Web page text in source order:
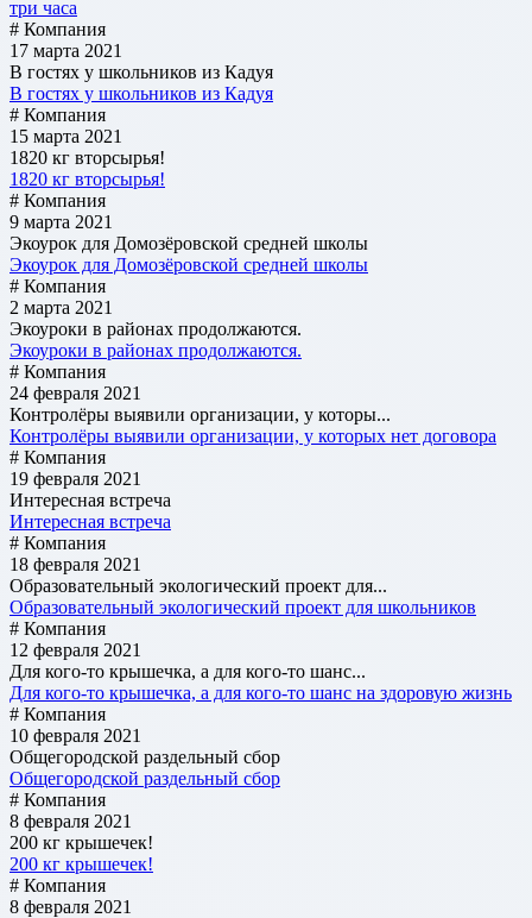
три часа
# Компания
17 марта 2021
В гостях у школьников из Кадуя
В гостях у школьников из Кадуя
# Компания
15 марта 2021
1820 кг вторсырья!
1820 кг вторсырья!
# Компания
9 марта 2021
Экоурок для Домозёровской средней школы
Экоурок для Домозёровской средней школы
# Компания
2 марта 2021
Экоуроки в районах продолжаются.
Экоуроки в районах продолжаются.
# Компания
24 февраля 2021
Контролёры выявили организации, у которы...
Контролёры выявили организации, у которых нет договора
# Компания
19 февраля 2021
Интересная встреча
Интересная встреча
# Компания
18 февраля 2021
Образовательный экологический проект для...
Образовательный экологический проект для школьников
# Компания
12 февраля 2021
Для кого-то крышечка, а для кого-то шанс...
Для кого-то крышечка, а для кого-то шанс на здоровую жизнь
# Компания
10 февраля 2021
Общегородской раздельный сбор
Общегородской раздельный сбор
# Компания
8 февраля 2021
200 кг крышечек!
200 кг крышечек!
# Компания
8 февраля 2021